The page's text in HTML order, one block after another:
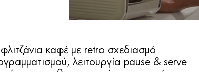
καφέ µε retro σχεδιασµό
λειτουργία pause & serve